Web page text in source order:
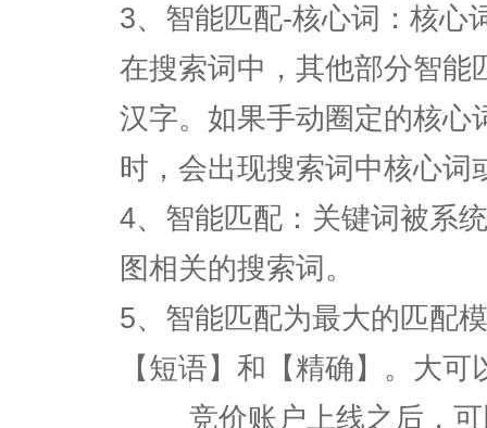
3、智能匹配-核心词：核心
在搜索词中，其他部分智能
汉字。如果手动圈定的核心
时，会出现搜索词中核心词
4、智能匹配：关键词被系
图相关的搜索词。
5、智能匹配为最大的匹配
【短语】和【精确】。大
竞价账户上线之后，可